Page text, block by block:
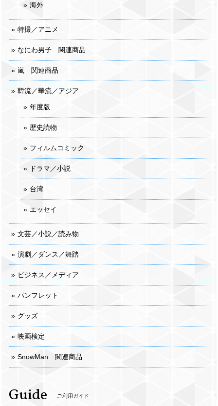
海外
特撮／アニメ
なにわ男子 関連商品
嵐 関連商品
韓流／華流／アジア
年度版
歴史読物
フィルムコミック
ドラマ／小説
台湾
エッセイ
文芸／小説／読み物
演劇／ダンス／舞踏
ビジネス／メディア
パンフレット
グッズ
映画検定
SnowMan 関連商品
Guide ご利用ガイド